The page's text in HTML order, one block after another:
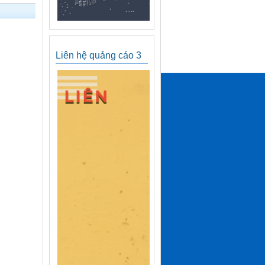
Liên hệ quảng cáo 3